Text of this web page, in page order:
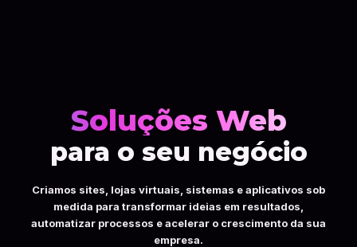
Soluções Web
para o seu negócio
Criamos sites, lojas virtuais, sistemas e aplicativos sob
medida para transformar ideias em resultados,
automatizar processos e acelerar o crescimento da sua
empresa.